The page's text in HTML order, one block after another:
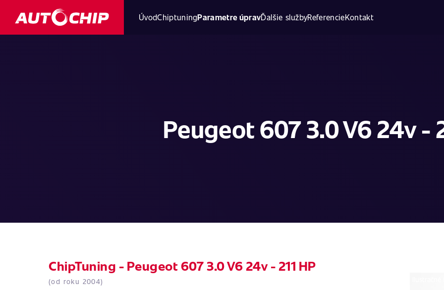
ÚvodChiptuningParametre úpravĎalšie službyReferencieKontakt
Peugeot 607 3.0 V6 24v -
ChipTuning - Peugeot 607 3.0 V6 24v - 211 HP
(od roku 2004)